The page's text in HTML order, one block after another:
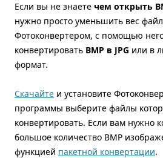
Если вы не знаете чем открыть
нужно просто уменьшить вес
Фотоконвертером, с помощью
конвертировать BMP в JPG или в
формат.
Скачайте и установите
программы выберите файлы
конвертировать. Если вам нужно
большое количество BMP
функцией пакетной конвертации.